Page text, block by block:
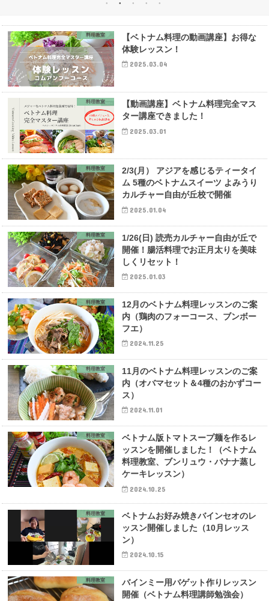
料理教室
【ベトナム料理の動画講座】お得な
体験レッスン！
2025.03.04
料理教室
【動画講座】ベトナム料理完全マス
ター講座できました！
2025.03.01
料理教室
2/3(月） アジアを感じるティータイ
ム 5種のベトナムスイーツ よみうり
カルチャー自由が丘校で開催
2025.01.04
料理教室
1/26(日) 読売カルチャー自由が丘で
開催！腸活料理でお正月太りを美味
しくリセット！
2025.01.03
料理教室
12月のベトナム料理レッスンのご案
内（鶏肉のフォーコース、ブンボー
フエ）
2024.11.25
料理教室
11月のベトナム料理レッスンのご案
内（オバマセット＆4種のおかずコー
ス）
2024.11.01
料理教室
ベトナム版トマトスープ麺を作るレ
ッスンを開催しました！（ベトナム
料理教室、ブンリュウ・バナナ蒸し
ケーキレッスン）
2024.10.25
料理教室
ベトナムお好み焼きバインセオのレ
ッスン開催しました（10月レッス
ン）
2024.10.15
料理教室
バインミー用バゲット作りレッスン
開催（ベトナム料理講師勉強会）